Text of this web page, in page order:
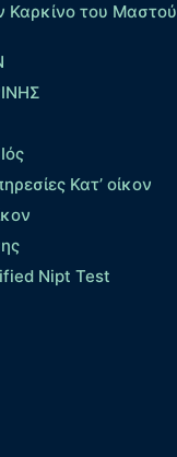
Καρκίνο του Μαστού
Κατ’ οίκον
Nipt Test